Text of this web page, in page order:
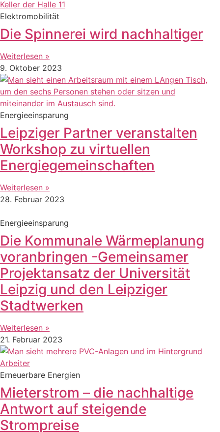
Elektromobilität
Die Spinnerei wird nachhaltiger
Weiterlesen »
9. Oktober 2023
Energieeinsparung
Leipziger Partner veranstalten
Workshop zu virtuellen
Energiegemeinschaften
Weiterlesen »
28. Februar 2023
Energieeinsparung
Die Kommunale Wärmeplanung
voranbringen -Gemeinsamer
Projektansatz der Universität
Leipzig und den Leipziger
Stadtwerken
Weiterlesen »
21. Februar 2023
Erneuerbare Energien
Mieterstrom – die nachhaltige
Antwort auf steigende
Strompreise